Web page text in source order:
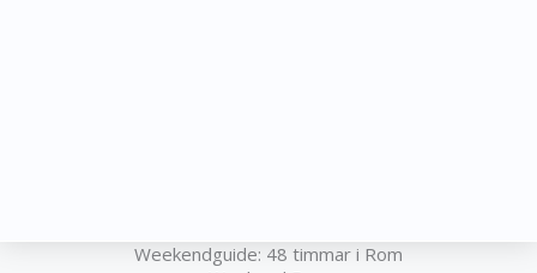
Weekendguide: 48 timmar i Rom